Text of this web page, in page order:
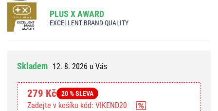
PLUS X AWARD
EXCELLENT BRAND QUALITY
Skladem 12. 8. 2026 u Vás
279 Kč 20 % SLEVA
Zadejte v košíku kód: VIKEND20